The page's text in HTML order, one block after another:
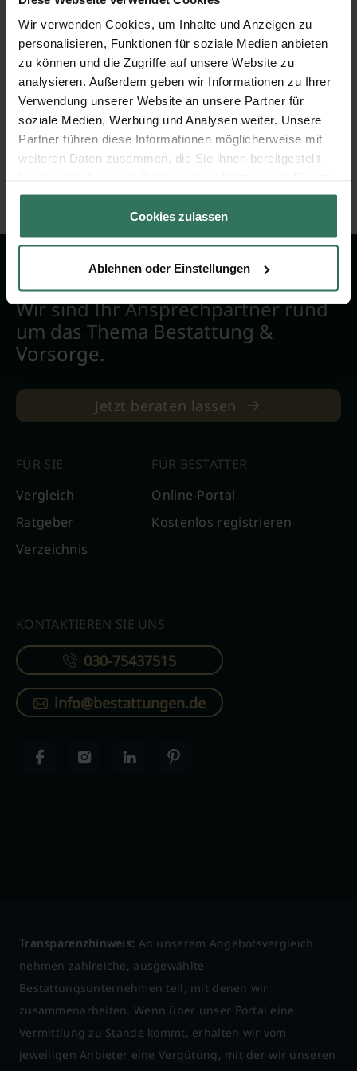
Wir verwenden Cookies, um Inhalte und Anzeigen zu
personalisieren, Funktionen für soziale Medien anbieten
zu können und die Zugriffe auf unsere Website zu
analysieren. Außerdem geben wir Informationen zu Ihrer
Verwendung unserer Website an unsere Partner für
soziale Medien, Werbung und Analysen weiter. Unsere
Partner führen diese Informationen möglicherweise mit
weiteren Daten zusammen, die Sie ihnen bereitgestellt
gesammelt haben.
Cookies zulassen
Ablehnen oder Einstellungen
Wer betreibt diese Website?
Warum muss ich eine Anfrage ausfüllen?
Wie kommt der Preis zustande?
Wir sind Ihr Ansprechpartner rund
um das Thema Bestattung &
Vorsorge.
Jetzt beraten lassen
FÜR SIE
Vergleich
Ratgeber
Verzeichnis
FÜR BESTATTER
Online-Portal
Kostenlos registrieren
KONTAKTIEREN SIE UNS
030-75437515
info@bestattungen.de
Transparenzhinweis: An unserem Angebotsvergleich
nehmen zahlreiche, ausgewählte
Bestattungsunternehmen teil, mit denen wir
zusammenarbeiten. Wenn über unser Portal eine
Vermittlung zu Stande kommt, erhalten wir vom
jeweiligen Anbieter eine Vergütung, mit der wir unseren